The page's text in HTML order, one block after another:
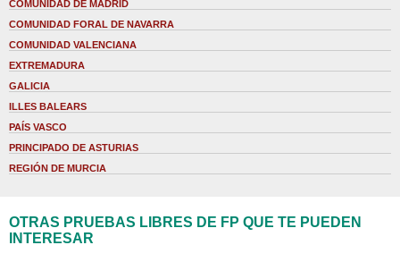
COMUNIDAD DE MADRID
COMUNIDAD FORAL DE NAVARRA
COMUNIDAD VALENCIANA
EXTREMADURA
GALICIA
ILLES BALEARS
PAÍS VASCO
PRINCIPADO DE ASTURIAS
REGIÓN DE MURCIA
OTRAS PRUEBAS LIBRES DE FP QUE TE PUEDEN
INTERESAR